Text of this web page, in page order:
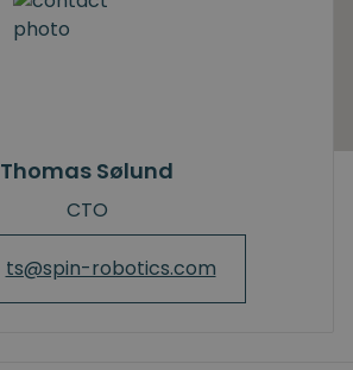
Thomas Sølund
CTO
ts@spin-robotics.com